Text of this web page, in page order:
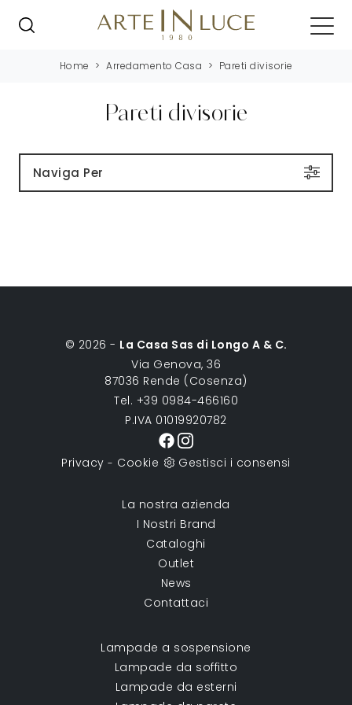
Home > Arredamento Casa > Pareti divisorie
Pareti divisorie
Naviga Per
© 2026 - La Casa Sas di Longo A & C.
Via Genova, 36
87036 Rende (Cosenza)
Tel. +39 0984-466160
P.IVA 01019920782
Privacy - Cookie Gestisci i consensi
La nostra azienda
I Nostri Brand
Cataloghi
Outlet
News
Contattaci
Lampade a sospensione
Lampade da soffitto
Lampade da esterni